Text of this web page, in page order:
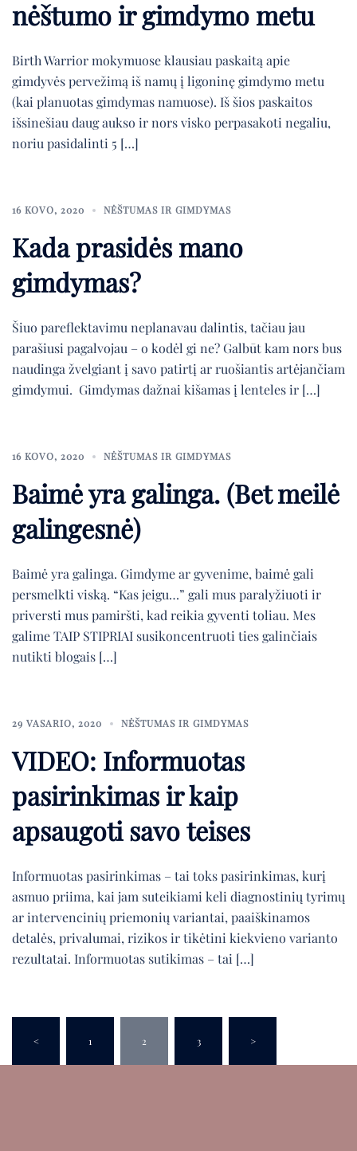
nėštumo ir gimdymo metu
Birth Warrior mokymuose klausiau paskaitą apie
gimdyvės pervežimą iš namų į ligoninę gimdymo metu
(kai planuotas gimdymas namuose). Iš šios paskaitos
išsinešiau daug aukso ir nors visko perpasakoti negaliu,
noriu pasidalinti 5 […]
16 KOVO, 2020 NĖŠTUMAS IR GIMDYMAS
Kada prasidės mano
gimdymas?
Šiuo pareflektavimu neplanavau dalintis, tačiau jau
parašiusi pagalvojau – o kodėl gi ne? Galbūt kam nors bus
naudinga žvelgiant į savo patirtį ar ruošiantis artėjančiam
gimdymui. Gimdymas dažnai kišamas į lenteles ir […]
16 KOVO, 2020 NĖŠTUMAS IR GIMDYMAS
Baimė yra galinga. (Bet meilė
galingesnė)
Baimė yra galinga. Gimdyme ar gyvenime, baimė gali
persmelkti viską. “Kas jeigu…” gali mus paralyžiuoti ir
priversti mus pamiršti, kad reikia gyventi toliau. Mes
galime TAIP STIPRIAI susikoncentruoti ties galinčiais
nutikti blogais […]
29 VASARIO, 2020 NĖŠTUMAS IR GIMDYMAS
VIDEO: Informuotas
pasirinkimas ir kaip
apsaugoti savo teises
Informuotas pasirinkimas – tai toks pasirinkimas, kurį
asmuo priima, kai jam suteikiami keli diagnostinių tyrimų
ar intervencinių priemonių variantai, paaiškinamos
detalės, privalumai, rizikos ir tikėtini kiekvieno varianto
rezultatai. Informuotas sutikimas – tai […]
< 1 2 3 >